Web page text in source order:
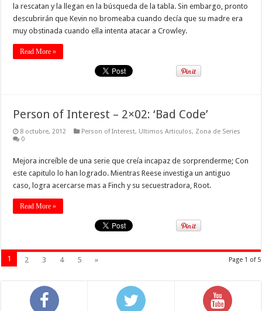
la rescatan y la llegan en la búsqueda de la tabla. Sin embargo, pronto
descubrirán que Kevin no bromeaba cuando decía que su madre era
muy obstinada cuando ella intenta atacar a Crowley.
Read More »
Person of Interest – 2×02: ‘Bad Code’
8 octubre, 2012 Person of Interest, Ultimos Articulos, Zona de Series
0
Mejora increíble de una serie que creía incapaz de sorprenderme; Con
este capitulo lo han logrado. Mientras Reese investiga un antiguo
caso, logra acercarse mas a Finch y su secuestradora, Root.
Read More »
Page 1 of 5
1 2 3 4 5 »